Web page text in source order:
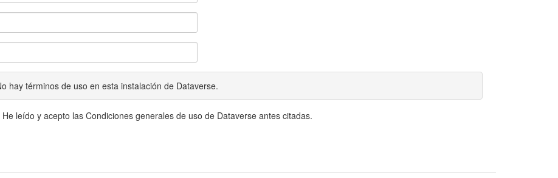
hay términos de uso en esta instalación de Dataverse.
He leído y acepto las Condiciones generales de uso de Dataverse antes citadas.